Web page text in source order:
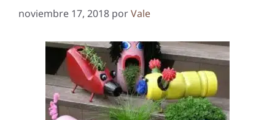
noviembre 17, 2018 porVale